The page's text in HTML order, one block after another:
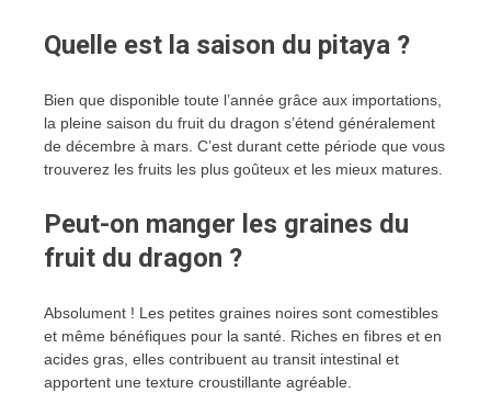
Quelle est la saison du pitaya ?
Bien que disponible toute l’année grâce aux importations,
la pleine saison du fruit du dragon s’étend généralement
de décembre à mars. C’est durant cette période que vous
trouverez les fruits les plus goûteux et les mieux matures.
Peut-on manger les graines du
fruit du dragon ?
Absolument ! Les petites graines noires sont comestibles
et même bénéfiques pour la santé. Riches en fibres et en
acides gras, elles contribuent au transit intestinal et
apportent une texture croustillante agréable.